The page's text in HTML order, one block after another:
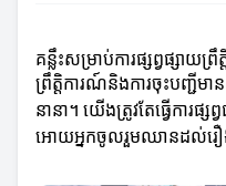
គន្លឹះសម្រាប់ការផ្សព្វផ្សាយព្
ព្រឹត្តិការណ៍និងការចុះបញ្ជីមា
នានា។ យើងត្រូវតែធ្វើការផ្
អោយអ្នកចូលរួមឈានដល់រឿ